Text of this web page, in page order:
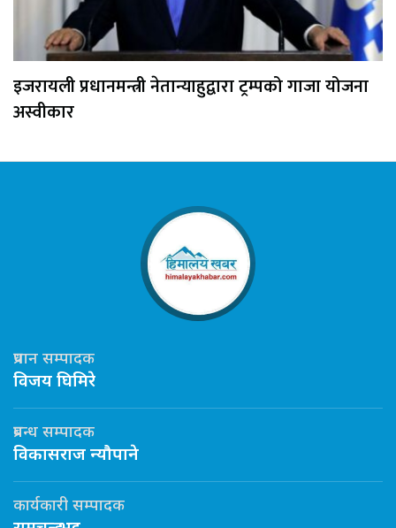
इजरायली प्रधानमन्त्री नेतान्याहुद्वारा ट्रम्पको गाजा योजना
अस्वीकार
प्रधान सम्पादक
विजय घिमिरे
प्रबन्ध सम्पादक
विकासराज न्यौपाने
कार्यकारी सम्पादक